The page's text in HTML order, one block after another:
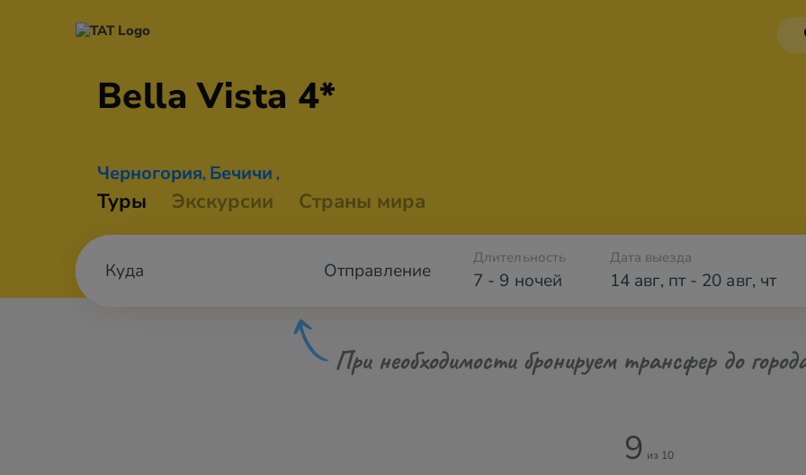
BellaVista 4*
Черногория, Бечичи ,
Туры Экскурсии Страны мира
Отправление 7 - 9 ночей
Длительность Дата выезда
14 авг, пт- 20 авг, чт
При необходимости бронируем трансфер до
9 из 10